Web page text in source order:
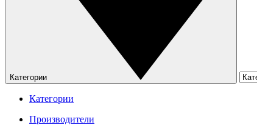
Категории
Категории
Производители